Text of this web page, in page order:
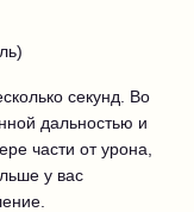
секунд. Во
дальностью и
части от урона,
у вас